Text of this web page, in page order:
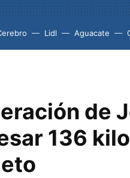
Lidl Aguacate
de
136